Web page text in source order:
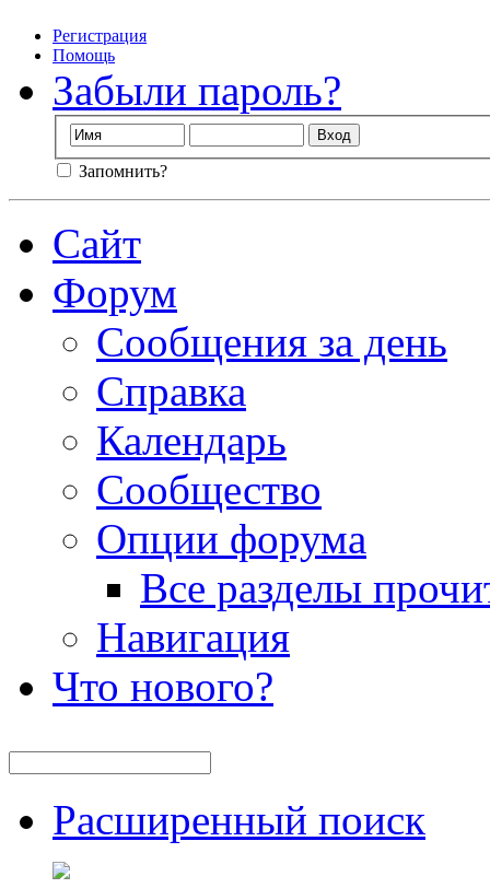
Регистрация
Помощь
Забыли пароль?
Запомнить?
Сайт
Форум
Сообщения за день
Справка
Календарь
Сообщество
Опции форума
Все разделы
Навигация
Что нового?
Расширенный поиск